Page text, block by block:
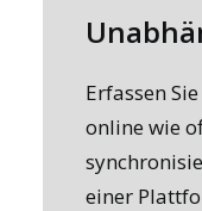
Erfassen
online wie
einer